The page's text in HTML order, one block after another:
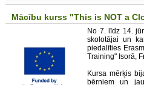
Mācību kurss "This is NOT a
No 7. līdz 14.
skolotājai un
piedalīties
Training" Isorā,
Kursa mērķis
bērniem un